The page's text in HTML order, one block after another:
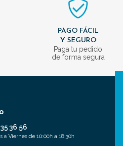
PAGO FÁCIL
Y SEGURO
Paga tu pedido
de forma segura
36 56
a Viernes de 10:00h a 18:30h